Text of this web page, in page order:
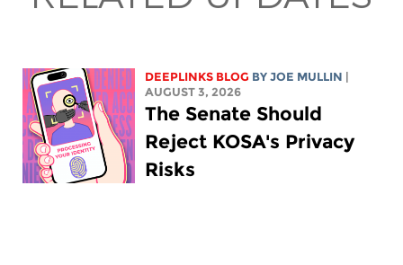
DEEPLINKS BLOG BYJOE MULLIN |
AUGUST 3, 2026
The Senate Should
Reject KOSA's Privacy
Risks